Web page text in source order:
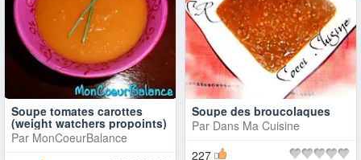
Soupe tomates carottes
(weight watchers propoints)
Par MonCoeurBalance
Soupe des broucolaques
Par Dans Ma Cuisine
227